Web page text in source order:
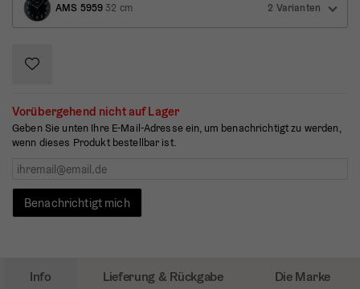
AMS 5959 32 cm 2 Varianten
Vorübergehend nicht auf Lager
Geben Sie unten Ihre E-Mail-Adresse ein, um benachrichtigt zu werden,
wenn dieses Produkt bestellbar ist.
Benachrichtigt mich
Info Lieferung & Rückgabe Die Marke